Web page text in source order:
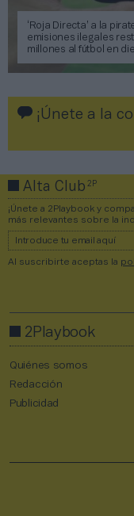
‘Roja Directa’ a la
emisiones ilegales
millones al fútbol en
¡Únete a la
Alta Club2P
¡Únete a 2Playbook y
más relevantes sobre la
Al suscribirte aceptas la
2Playbook
Quiénes somos
Redacción
Publicidad